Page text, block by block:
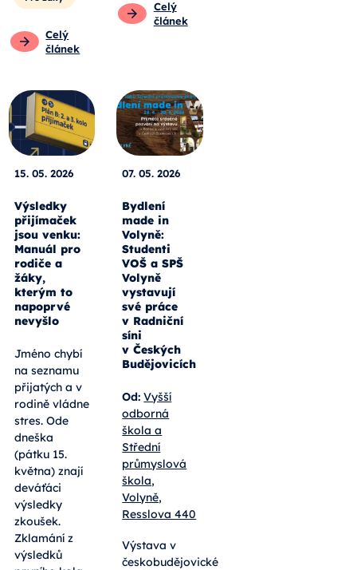
Celý
článek
Celý
článek
15. 05. 2026
Výsledky
přijímaček
jsou venku:
Manuál pro
rodiče a
žáky,
kterým to
napoprvé
nevyšlo
Jméno chybí
na seznamu
přijatých a v
rodině vládne
stres. Ode
dneška
(pátku 15.
května) znají
deváťáci
výsledky
zkoušek.
Zklamání z
výsledků
07. 05. 2026
Bydlení
made in
Volyně:
Studenti
VOŠ a SPŠ
Volyně
vystavují
své práce
v Radniční
síni
v Českých
Budějovicích
Od: Vyšší
odborná
škola a
Střední
průmyslová
škola,
Volyně,
Resslova 440
Výstava v
českobudějovické